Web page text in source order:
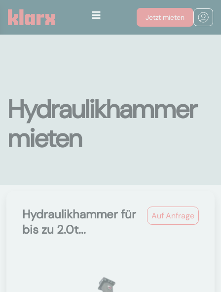
Jetzt mieten
Hydraulikhammer
mieten
Auf Anfrage
Hydraulikhammer für
bis zu 2.0t...